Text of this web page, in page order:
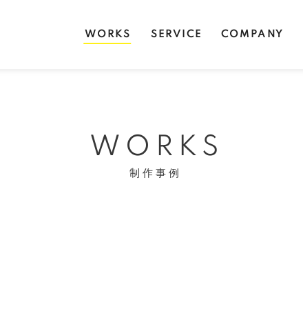
WORKS SERVICE COMPANY
WORKS
制作事例